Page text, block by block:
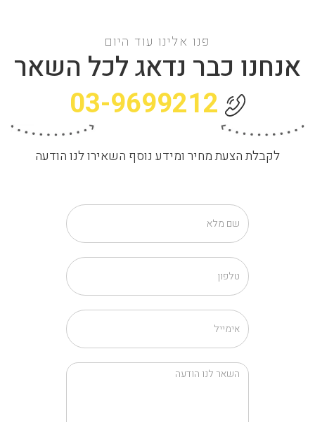
פנו אלינו עוד היום
אנחנו כבר נדאג לכל השאר
03-9699212
לקבלת הצעת מחיר ומידע נוסף השאירו לנו הודעה